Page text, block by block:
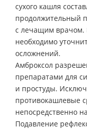
сухого кашля
продолжительный
с лечащим врачом.
необходимо
осложнений.
Амброксол
препаратами для
и простуды.
противокашлевые
непосредственно
Подавление